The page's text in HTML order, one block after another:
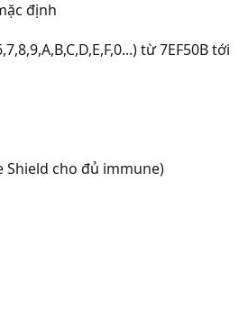
định
từ 7EF50B tới
Shield cho đủ immune)